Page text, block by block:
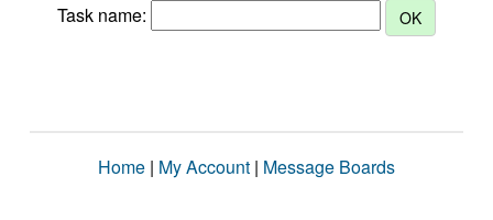
Task name:
Home | My Account | Message Boards